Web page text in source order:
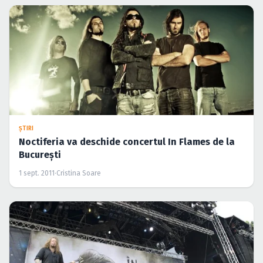
ŞTIRI
Noctiferia va deschide concertul In Flames de la
Bucureşti
1 sept. 2011 ·Cristina Soare